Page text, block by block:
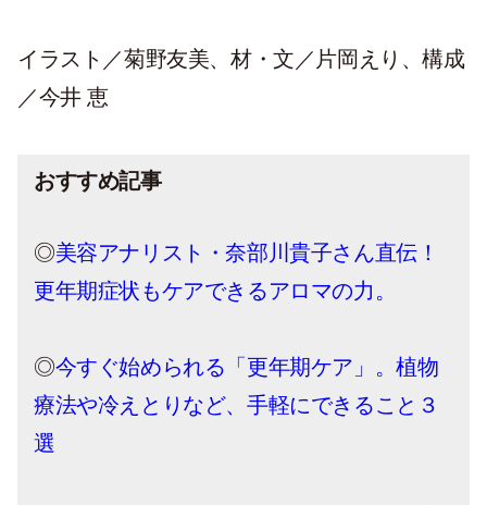
イラスト／菊野友美、材・文／片岡えり、構成
／今井 恵
おすすめ記事
◎美容アナリスト・奈部川貴子さん直伝！
更年期症状もケアできるアロマの力。
◎今すぐ始められる「更年期ケア」。植物
療法や冷えとりなど、手軽にできること３
選